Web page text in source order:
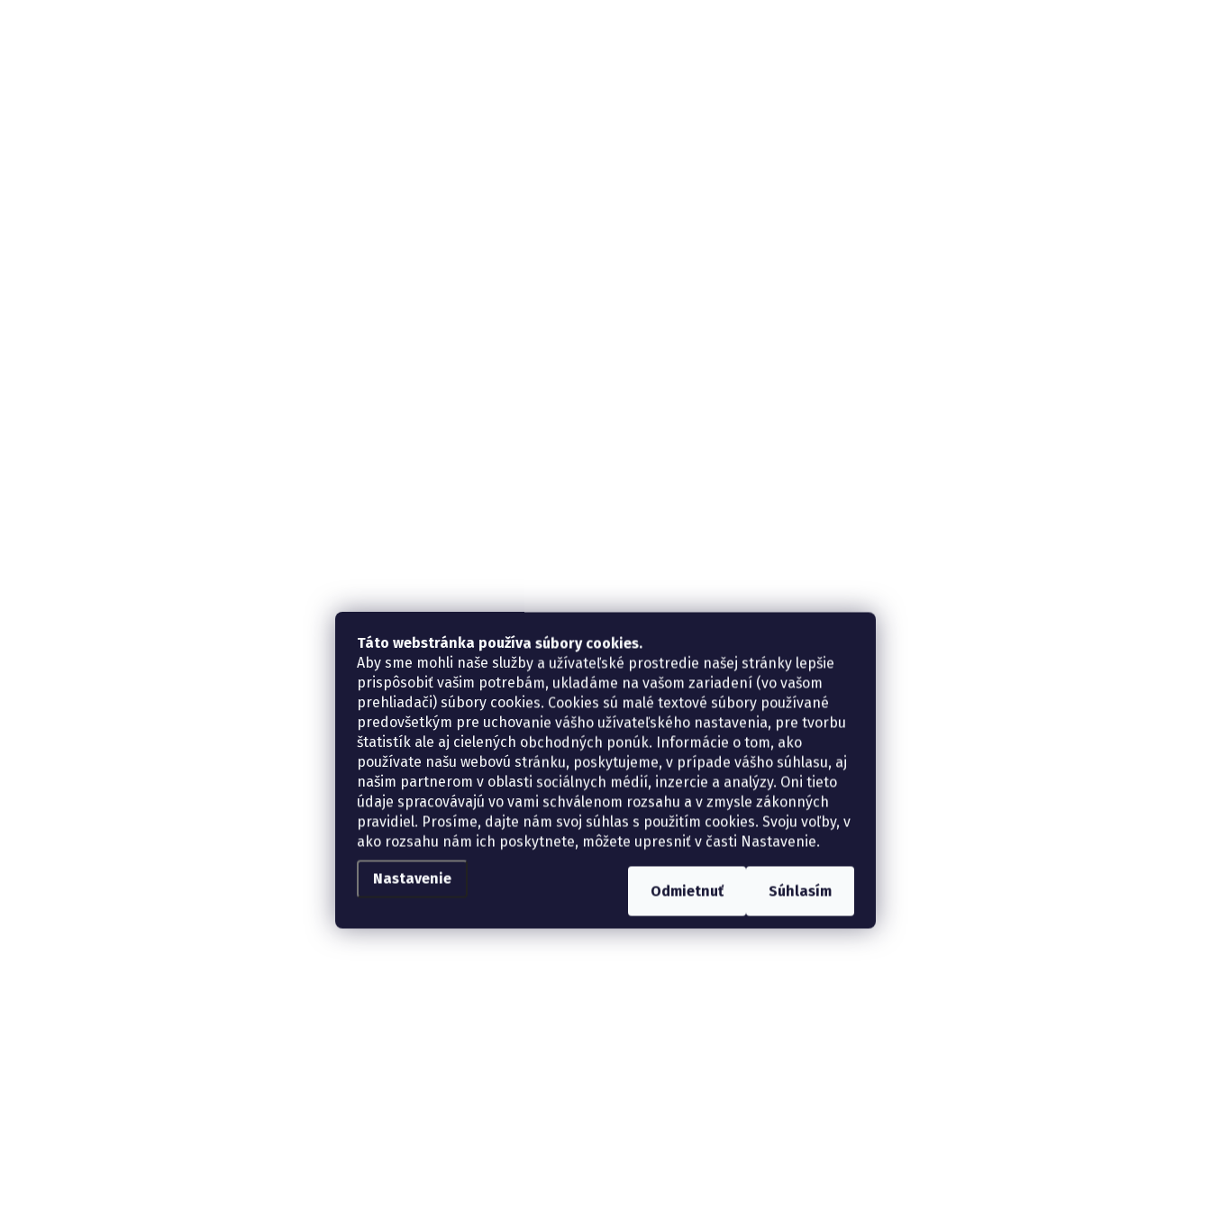
Táto webstránka používa súbory cookies.
Aby sme mohli naše služby a užívateľské prostredie našej stránky lepšie
prispôsobiť vašim potrebám, ukladáme na vašom zariadení (vo vašom
prehliadači) súbory cookies. Cookies sú malé textové súbory používané
predovšetkým pre uchovanie vášho užívateľského nastavenia, pre tvorbu
štatistík ale aj cielených obchodných ponúk. Informácie o tom, ako
používate našu webovú stránku, poskytujeme, v prípade vášho súhlasu, aj
našim partnerom v oblasti sociálnych médií, inzercie a analýzy. Oni tieto
údaje spracovávajú vo vami schválenom rozsahu a v zmysle zákonných
pravidiel. Prosíme, dajte nám svoj súhlas s použitím cookies. Svoju voľby, v
ako rozsahu nám ich poskytnete, môžete upresniť v časti Nastavenie.
Nastavenie
Odmietnuť Súhlasím